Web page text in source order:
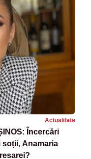
Actualitate
Încercări
soții, Anamaria